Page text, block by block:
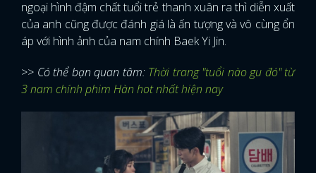
ngoại hình đậm chất tuổi trẻ thanh xuân ra thì diễn xuất
của anh cũng được đánh giá là ấn tượng và vô cùng ổn
áp với hình ảnh của nam chính Baek Yi Jin.
>> Có thể bạn quan tâm: Thời trang "tuổi nào gu đó" từ
3 nam chính phim Hàn hot nhất hiện nay